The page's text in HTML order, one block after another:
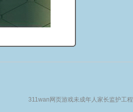
311wan网页游戏未成年人家长监护工程